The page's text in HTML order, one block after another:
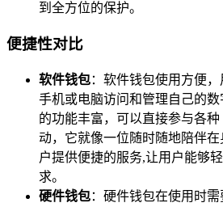
到全方位的保护。
便捷性对比
软件钱包：软件钱包使用方便
手机或电脑访问和管理自己的
的功能丰富，可以直接参与各
动，它就像一位随时随地陪伴
户提供便捷的服务,让用户能够
求。
硬件钱包：硬件钱包在使用时